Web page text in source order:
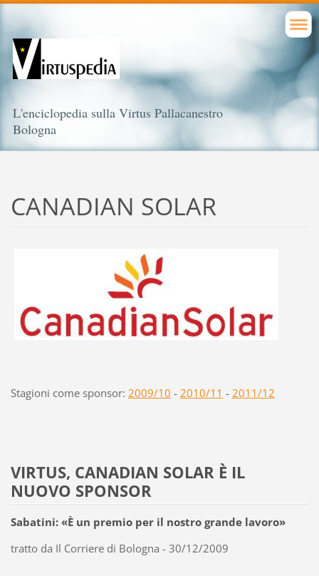
L'enciclopedia sulla Virtus Pallacanestro
Bologna
CANADIAN SOLAR
Stagioni come sponsor: 2009/10 - 2010/11 - 2011/12
VIRTUS, CANADIAN SOLAR È IL
NUOVO SPONSOR
Sabatini: «È un premio per il nostro grande lavoro»
tratto da Il Corriere di Bologna - 30/12/2009